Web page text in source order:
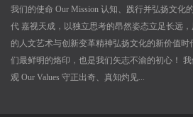
我们的使命 Our Mission 认知、践行并弘扬文化
代 嘉视天成，以独立思考的昂然姿态立足长远，
的人文艺术与创新变革精神弘扬文化的新价值时
们最鲜明的烙印，也是我们矢志不渝的初心！
观 Our Values 守正出奇、真知灼见...